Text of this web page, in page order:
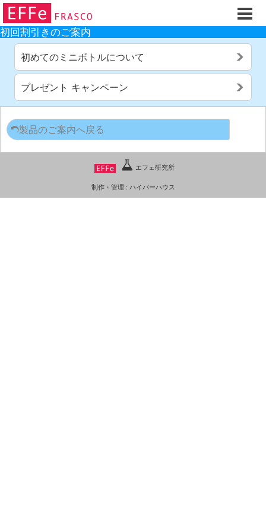
ホーム
ご注文フォーム
初回割引
製品のご案内
お買い物ガイド
スキンケアQ&Aアーカイブス
製品レビュー
コスメ辞典 化粧品成分検索
初回割引きのご案内
初めてのミニボトルについて
プレゼント キャンペーン
製品のご案内へ戻る
エフェ研究所
制作・管理 : ハイパーハウス